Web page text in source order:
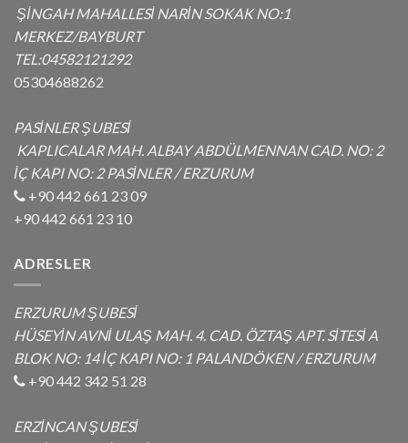
ŞİNGAH MAHALLESİ NARİN SOKAK NO:1
MERKEZ/BAYBURT
TEL:04582121292
05304688262
PASİNLER ŞUBESİ
KAPLICALAR MAH. ALBAY ABDÜLMENNAN CAD. NO: 2
İÇ KAPI NO: 2 PASİNLER / ERZURUM
+90 442 661 23 09
+90 442 661 23 10
ADRESLER
ERZURUM ŞUBESİ
HÜSEYİN AVNİ ULAŞ MAH. 4. CAD. ÖZTAŞ APT. SİTESİ A
BLOK NO: 14 İÇ KAPI NO: 1 PALANDÖKEN / ERZURUM
+90 442 342 51 28
ERZİNCAN ŞUBESİ